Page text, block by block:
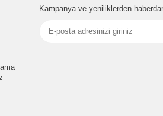
Kampanya ve yeniliklerden